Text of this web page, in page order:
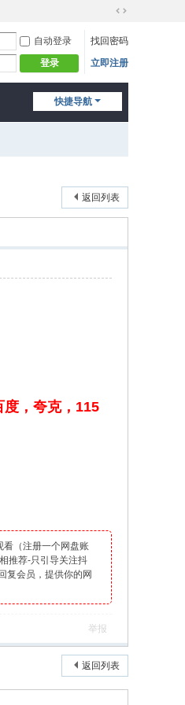
换
宽
版
自动登录
找回密码
登录 立即注册
快捷导航
返回列表
，夸克，115
看（注册一个网盘账
推荐-只引导关注抖
复会员，提供你的网
举报
返回列表